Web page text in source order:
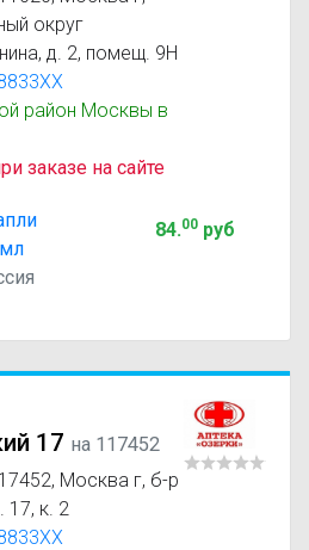
округ
д. 2, помещ. 9Н
район Москвы в
заказе на сайте
84.00руб
17 на 117452
Москва г, б-р
17, к. 2